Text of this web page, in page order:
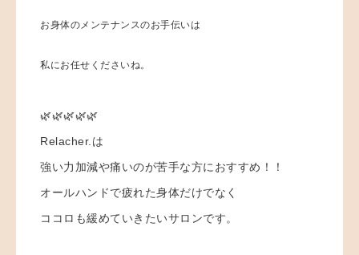
お身体のメンテナンスのお手伝いは
私にお任せくださいね。
🌿🌿🌿🌿🌿
Relacher.は
強い力加減や痛いのが苦手な方におすすめ！！
オールハンドで疲れた身体だけでなく
ココロも緩めていきたいサロンです。